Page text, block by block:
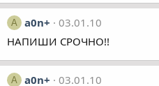
A a0n+
03.01.10
НАПИШИ СРОЧНО!!
A a0n+
03.01.10